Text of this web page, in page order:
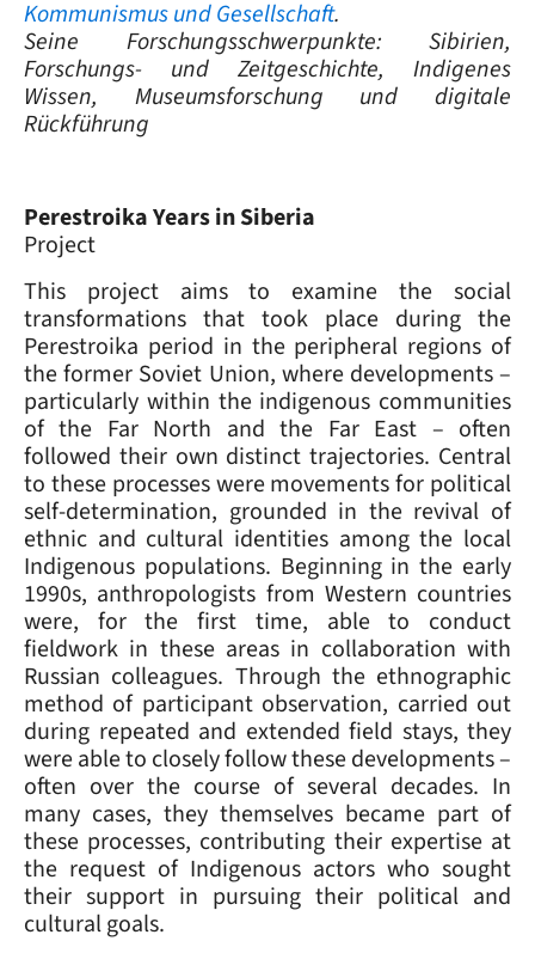
Kommunismus und Gesellschaft.
Seine Forschungsschwerpunkte: Sibirien,
Forschungs- und Zeitgeschichte, Indigenes
Wissen, Museumsforschung und digitale
Rückführung
Perestroika Years in Siberia
Project
This project aims to examine the social
transformations that took place during the
Perestroika period in the peripheral regions of
the former Soviet Union, where developments –
particularly within the indigenous communities
of the Far North and the Far East – often
followed their own distinct trajectories. Central
to these processes were movements for political
self-determination, grounded in the revival of
ethnic and cultural identities among the local
Indigenous populations. Beginning in the early
1990s, anthropologists from Western countries
were, for the first time, able to conduct
fieldwork in these areas in collaboration with
Russian colleagues. Through the ethnographic
method of participant observation, carried out
during repeated and extended field stays, they
were able to closely follow these developments –
often over the course of several decades. In
many cases, they themselves became part of
these processes, contributing their expertise at
the request of Indigenous actors who sought
their support in pursuing their political and
cultural goals.